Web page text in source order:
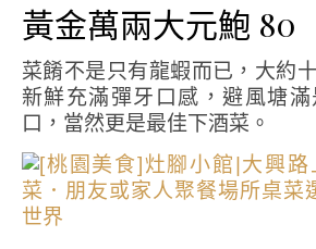
黃金萬兩大元鮑 80
菜餚不是只有龍蝦而已，大約
新鮮充滿彈牙口感，避風塘
口，當然更是最佳下酒菜。